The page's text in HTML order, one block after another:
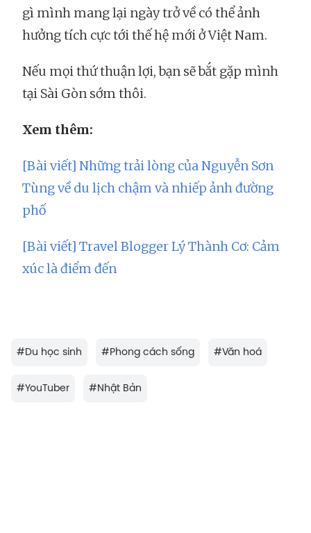
gì mình mang lại ngày trở về có thể ảnh
hưởng tích cực tới thế hệ mới ở Việt Nam.
Nếu mọi thứ thuận lợi, bạn sẽ bắt gặp mình
tại Sài Gòn sớm thôi.
Xem thêm:
[Bài viết] Những trải lòng của Nguyễn Sơn
Tùng về du lịch chậm và nhiếp ảnh đường
phố
[Bài viết] Travel Blogger Lý Thành Cơ: Cảm
xúc là điểm đến
#Du học sinh #Phong cách sống #Văn hoá
#YouTuber #Nhật Bản